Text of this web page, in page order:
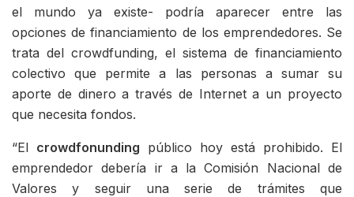
el mundo ya existe- podría aparecer entre las
opciones de financiamiento de los emprendedores. Se
trata del crowdfunding, el sistema de financiamiento
colectivo que permite a las personas a sumar su
aporte de dinero a través de Internet a un proyecto
que necesita fondos.
“El crowdfonunding público hoy está prohibido. El
emprendedor debería ir a la Comisión Nacional de
Valores y seguir una serie de trámites que